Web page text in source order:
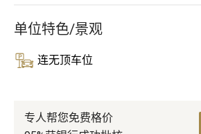
单位特色/景观
连无顶车位
专人帮您免费格价